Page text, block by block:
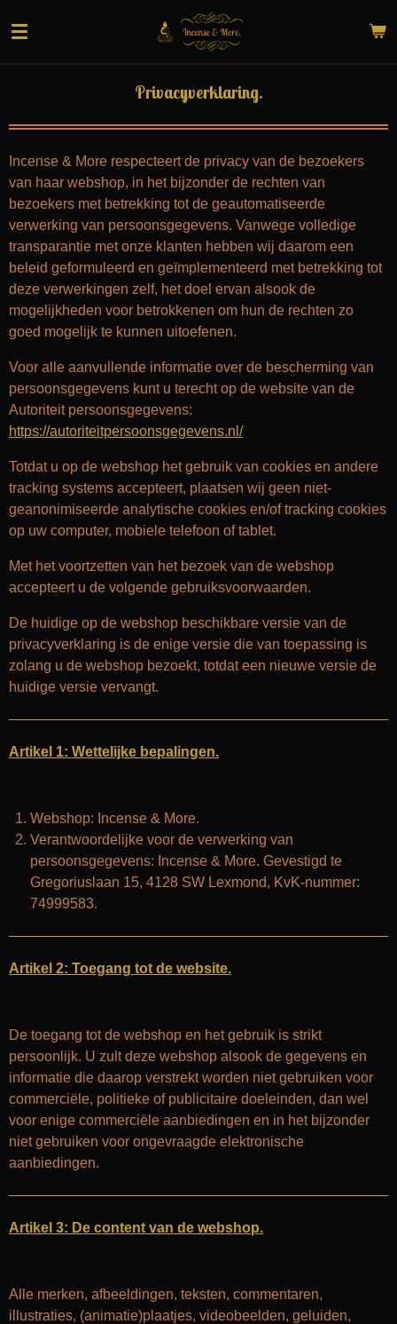
direct
naar
Privacyverklaring.
Incense & More respecteert de privacy van de bezoekers
van haar webshop, in het bijzonder de rechten van
bezoekers met betrekking tot de geautomatiseerde
verwerking van persoonsgegevens. Vanwege volledige
transparantie met onze klanten hebben wij daarom een
beleid geformuleerd en geïmplementeerd met betrekking tot
deze verwerkingen zelf, het doel ervan alsook de
mogelijkheden voor betrokkenen om hun de rechten zo
goed mogelijk te kunnen uitoefenen.
Voor alle aanvullende informatie over de bescherming van
persoonsgegevens kunt u terecht op de website van de
Autoriteit persoonsgegevens:
https://autoriteitpersoonsgegevens.nl/
Totdat u op de webshop het gebruik van cookies en andere
tracking systems accepteert, plaatsen wij geen niet-
geanonimiseerde analytische cookies en/of tracking cookies
op uw computer, mobiele telefoon of tablet.
Met het voortzetten van het bezoek van de webshop
accepteert u de volgende gebruiksvoorwaarden.
De huidige op de webshop beschikbare versie van de
privacyverklaring is de enige versie die van toepassing is
zolang u de webshop bezoekt, totdat een nieuwe versie de
huidige versie vervangt.
Artikel 1: Wettelijke bepalingen.
Webshop: Incense & More.
Verantwoordelijke voor de verwerking van
persoonsgegevens: Incense & More. Gevestigd te
Gregoriuslaan 15, 4128 SW Lexmond, KvK-nummer:
74999583.
Artikel 2: Toegang tot de website.
De toegang tot de webshop en het gebruik is strikt
persoonlijk. U zult deze webshop alsook de gegevens en
informatie die daarop verstrekt worden niet gebruiken voor
commerciële, politieke of publicitaire doeleinden, dan wel
voor enige commerciële aanbiedingen en in het bijzonder
niet gebruiken voor ongevraagde elektronische
aanbiedingen.
Artikel 3: De content van de webshop.
Alle merken, afbeeldingen, teksten, commentaren,
illustraties, (animatie)plaatjes, videobeelden, geluiden,